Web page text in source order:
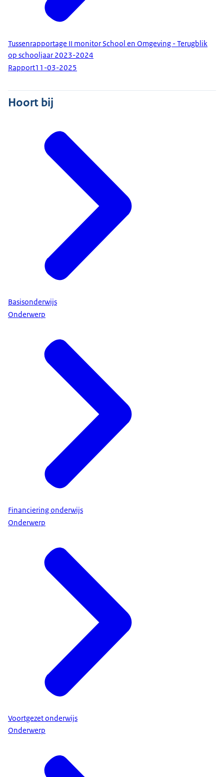
Tussenrapportage II monitor School en Omgeving - Terugblik
op schooljaar 2023-2024
Rapport11-03-2025
Hoort bij
Basisonderwijs
Onderwerp
Financiering onderwijs
Onderwerp
Voortgezet onderwijs
Onderwerp